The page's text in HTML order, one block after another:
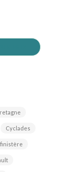
Cyclades
finistère